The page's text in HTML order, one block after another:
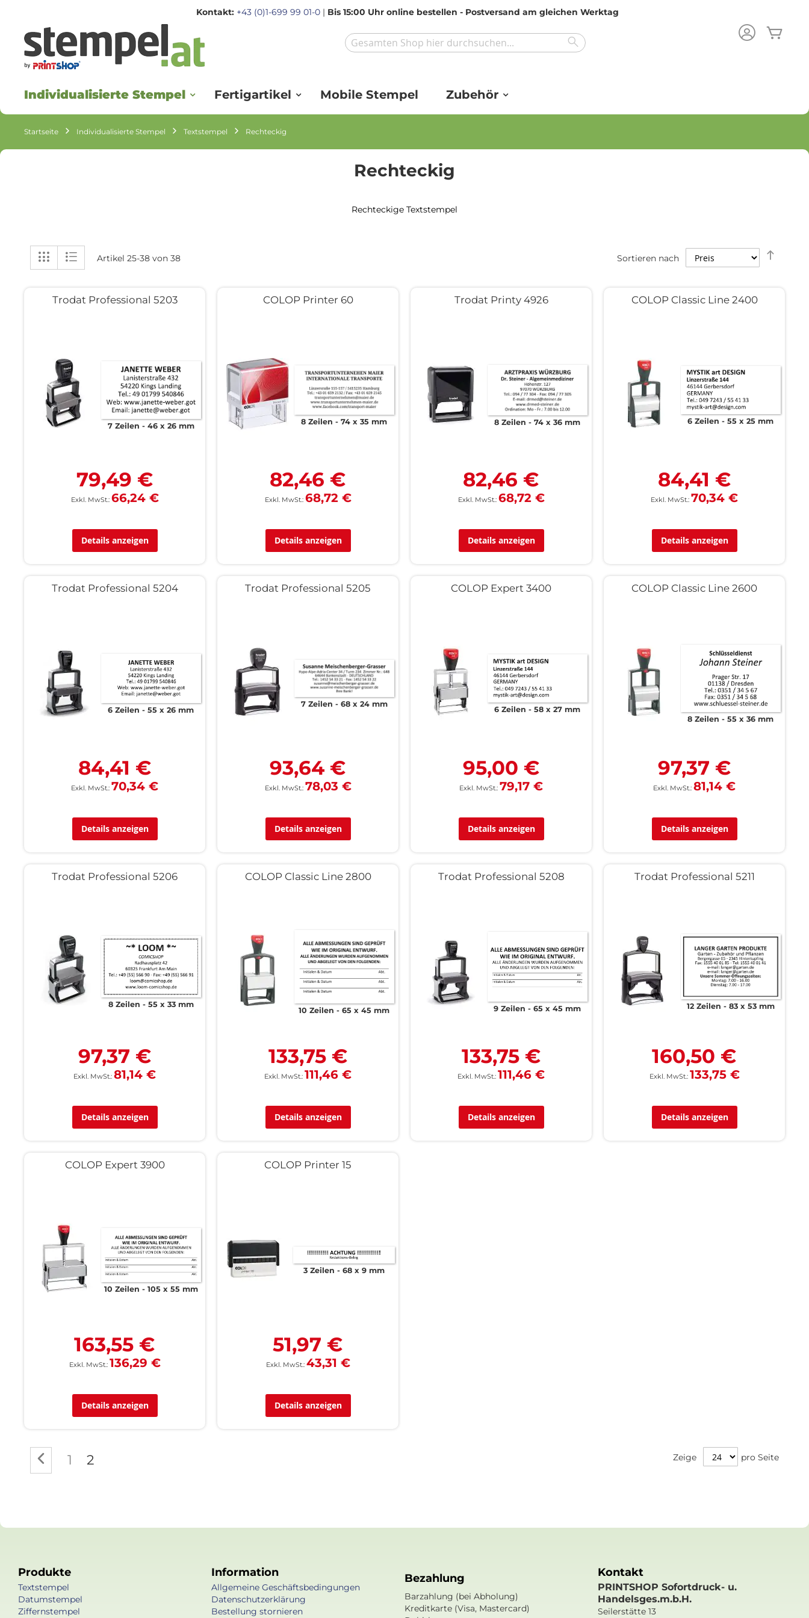
Kontakt: +43 (0)1-699 99 01-0 | Bis 15:00 Uhr online bestellen - Postversand am gleichen Werktag
springen
Search
Individualisierte Stempel Fertigartikel Mobile Stempel Zubehör
Startseite Individualisierte Stempel Textstempel Rechteckig
Rechteckig
Rechteckige Textstempel
Anzeigen
als
Liste Artikel 25-38 von 38 Sortieren nach
Trodat Professional 5203
7 Zeilen 46 x 26 mm
79,49 €
66,24 €
Details anzeigen
COLOP Printer 60
8 Zeilen 74 x 35 mm
82,46 €
68,72 €
Details anzeigen
Trodat Printy 4926
8 Zeilen 74 x 36 mm
82,46 €
68,72 €
Details anzeigen
COLOP Classic Line 2400
6 Zeilen 55 x 25 mm
84,41 €
70,34 €
Details anzeigen
Trodat Professional 5204
6 Zeilen 55 x 26 mm
84,41 €
70,34 €
Details anzeigen
Trodat Professional 5205
7 Zeilen 68 x 24 mm
93,64 €
78,03 €
Details anzeigen
COLOP Expert 3400
6 Zeilen 58 x 27 mm
95,00 €
79,17 €
Details anzeigen
COLOP Classic Line 2600
8 Zeilen 55 x 36 mm
97,37 €
81,14 €
Details anzeigen
Trodat Professional 5206
8 Zeilen 55 x 33 mm
97,37 €
81,14 €
Details anzeigen
COLOP Classic Line 2800
10 Zeilen 65 x 45 mm
133,75 €
111,46 €
Details anzeigen
Trodat Professional 5208
9 Zeilen 65 x 45 mm
133,75 €
111,46 €
Details anzeigen
Trodat Professional 5211
12 Zeilen 83 x 53 mm
160,50 €
133,75 €
Details anzeigen
COLOP Expert 3900
10 Zeilen 105 x 55 mm
163,55 €
136,29 €
Details anzeigen
COLOP Printer 15
3 Zeilen 68 x 9 mm
51,97 €
43,31 €
Details anzeigen
Seite Seite
Zurück
Seite
1 Sie lesen gerade die Seite
2 Zeige pro Seite
Produkte
Textstempel
Datumstempel
Ziffernstempel
Information
Allgemeine Geschäftsbedingungen
Datenschutzerklärung
Bestellung stornieren
Bezahlung
Barzahlung (bei Abholung)
Kreditkarte (Visa, Mastercard)
Kontakt
PRINTSHOP Sofortdruck- u.
Handelsges.m.b.H.
Seilerstätte 13